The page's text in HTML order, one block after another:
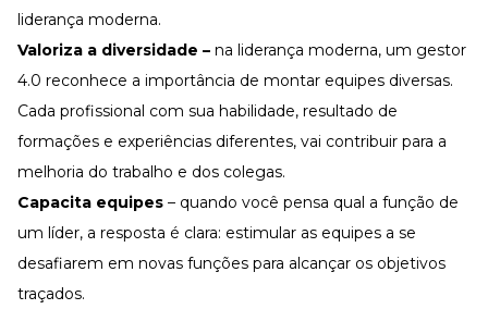
liderança moderna.
Valoriza a diversidade – na liderança moderna, um gestor
4.0 reconhece a importância de montar equipes diversas.
Cada profissional com sua habilidade, resultado de
formações e experiências diferentes, vai contribuir para a
melhoria do trabalho e dos colegas.
Capacita equipes – quando você pensa qual a função de
um líder, a resposta é clara: estimular as equipes a se
desafiarem em novas funções para alcançar os objetivos
traçados.